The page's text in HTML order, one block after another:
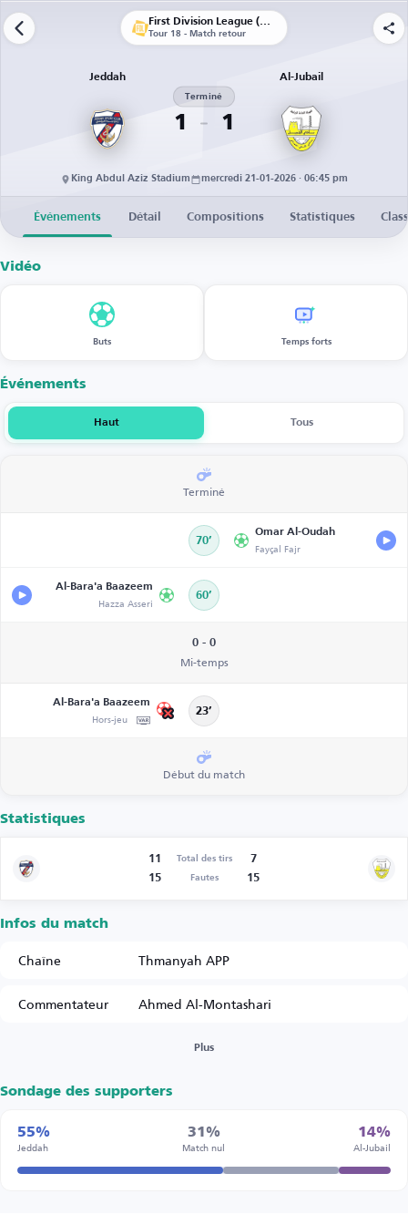
First Division League (Arabie saoudite)
Tour 18 - Match retour
Jeddah
1
Terminé
1
Al-Jubail
King Abdul Aziz Stadium mercredi 21-01-2026 · 06:45 pm
Événements Détail Compositions Statistiques
Vidéo
Buts Temps forts
Événements
Haut Tous
Terminé
70’
Omar Al-Oudah
Fayçal Fajr
Al-Bara'a Baazeem
Hazza Asseri 60’
0 - 0
Mi-temps
Al-Bara'a Baazeem
Hors-jeu 23’
Début du match
Statistiques
11 Total des tirs
7
15
Fautes 15
Infos du match
Chaîne
Thmanyah APP
Commentateur
Ahmed Al-Montashari
Plus
Sondage des supporters
55%
Jeddah
31%
Match nul
14%
Al-Jubail